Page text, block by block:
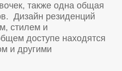
также одна общая
Дизайн резиденций
стилем и
доступе находятся
и другими